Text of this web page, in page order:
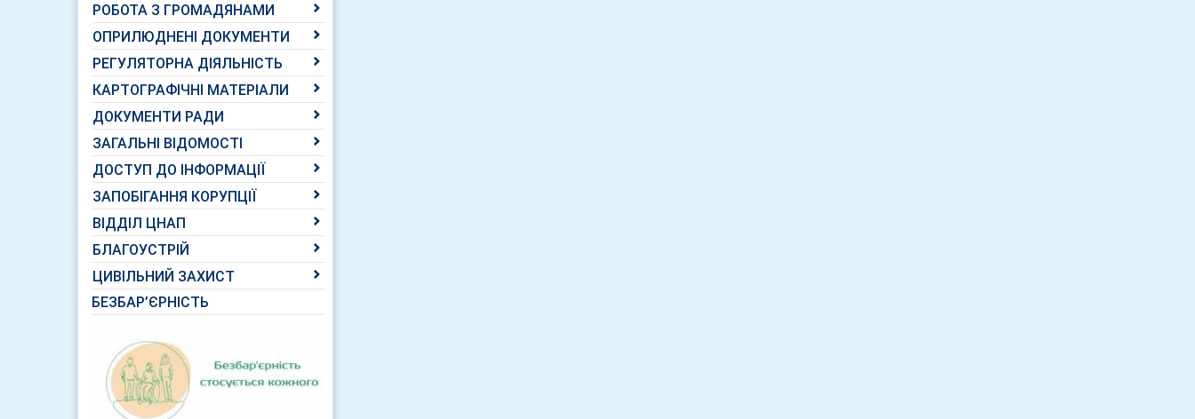
РОБОТА З ГРОМАДЯНАМИ
ОПРИЛЮДНЕНІ ДОКУМЕНТИ
РЕГУЛЯТОРНА ДІЯЛЬНІСТЬ
КАРТОГРАФІЧНІ МАТЕРІАЛИ
ДОКУМЕНТИ РАДИ
ЗАГАЛЬНІ ВІДОМОСТІ
ДОСТУП ДО ІНФОРМАЦІЇ
ЗАПОБІГАННЯ КОРУПЦІЇ
ВІДДІЛ ЦНАП
БЛАГОУСТРІЙ
ЦИВІЛЬНИЙ ЗАХИСТ
БЕЗБАР’ЄРНІСТЬ